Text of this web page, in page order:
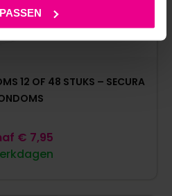
12 OF 48 STUKS – SECURA
€ 7,95